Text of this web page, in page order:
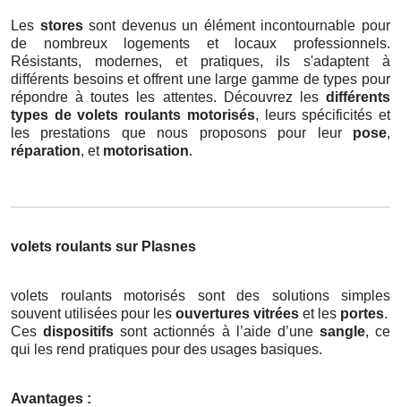
Les storessont devenus un élément incontournable pour
de nombreux logements et locaux professionnels.
Résistants, modernes, et pratiques, ils s'adaptent à
différents besoins et offrent une large gamme de types pour
répondre à toutes les attentes. Découvrez les différents
types de volets roulants motorisés, leurs spécificités et
les prestations que nous proposons pour leur pose,
réparation, et motorisation.
volets roulants sur Plasnes
volets roulants motorisés sont des solutions simples
souvent utilisées pour les ouvertures vitrées et les portes.
Cesdispositifs sont actionnés à l’aide d’une sangle, ce
qui les rend pratiques pour des usages basiques.
Avantages :